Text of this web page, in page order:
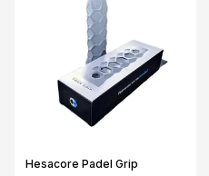
Hesacore Padel Grip